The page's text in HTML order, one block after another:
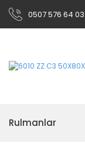
0507 576 64 03
Rulmanlar